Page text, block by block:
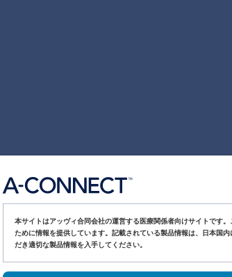
本サイトはアッヴィ合同会社の運営する医療関係者向けサイトです
ために情報を提供しています。記載されている製品情報は、日本国
だき適切な製品情報を入手してください。